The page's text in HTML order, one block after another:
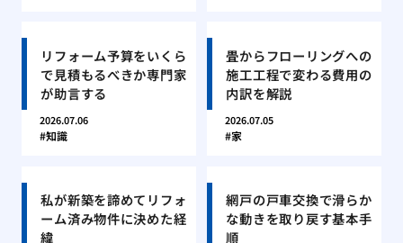
リフォーム予算をいくら
で見積もるべきか専門家
が助言する
2026.07.06
知識
畳からフローリングへの
施工工程で変わる費用の
内訳を解説
2026.07.05
家
私が新築を諦めてリフォ
ーム済み物件に決めた経
緯
網戸の戸車交換で滑らか
な動きを取り戻す基本手
順